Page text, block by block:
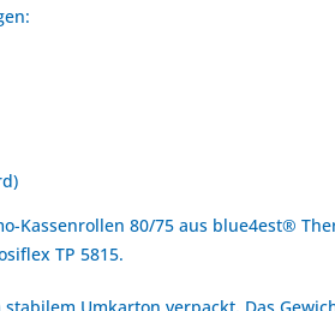
Kassenrollen 80/75 aus blue4est®
TP 5815.